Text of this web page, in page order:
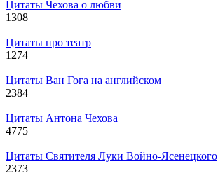
Цитаты Чехова о любви
1308
Цитаты про театр
1 274
Цитаты Ван Гога на английском
2384
Цитаты Антона Чехова
4775
Цитаты Святителя Луки Войно-Ясенецкого
2373